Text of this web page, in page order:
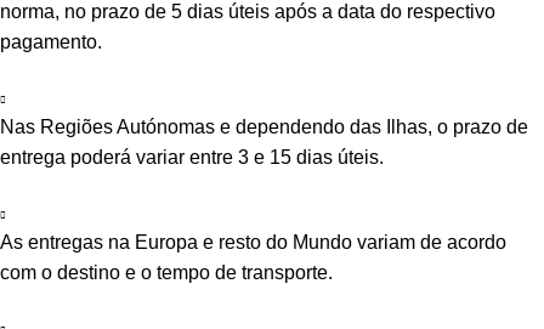
norma, no prazo de 5 dias úteis após a data do respectivo
pagamento.
Nas Regiões Autónomas e dependendo das Ilhas, o prazo de
entrega poderá variar entre 3 e 15 dias úteis.
As entregas na Europa e resto do Mundo variam de acordo
com o destino e o tempo de transporte.